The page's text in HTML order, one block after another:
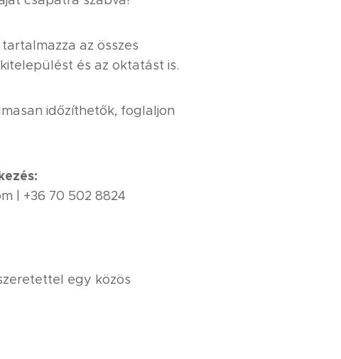
az összes
és az oktatást is.
időzíthetők, foglaljon
| +36 70 502 8824
egy közös